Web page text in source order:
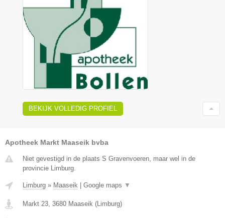
BEKIJK VOLLEDIG PROFIEL
Apotheek Markt Maaseik bvba
Niet gevestigd in de plaats S Gravenvoeren, maar wel in de
provincie Limburg.
Limburg » Maaseik Google maps ▼
Markt 23, 3680 Maaseik (Limburg)